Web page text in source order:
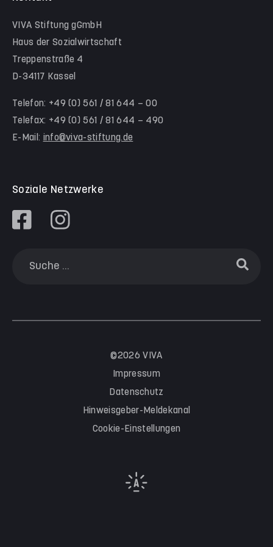
Team Werra-Meißner-Kreis
Waldorfkindergarten Goetheanlage
Familienzentren
Familienzentrum Nordstadt
Familienzentrum Himmelsstürmer
Präventionsangebote an Kitas und Schulen
VIVA Stiftung gGmbH
Haus der Sozialwirtschaft
Treppenstraße 4
D-34117 Kassel
Telefon: +49 (0) 561 / 81 644 – 00
Telefax: +49 (0) 561 / 81 644 – 490
E-Mail: info@viva-stiftung.de
Soziale Netzwerke
©2026 VIVA
Impressum
Datenschutz
Hinweisgeber-Meldekanal
Cookie-Einstellungen